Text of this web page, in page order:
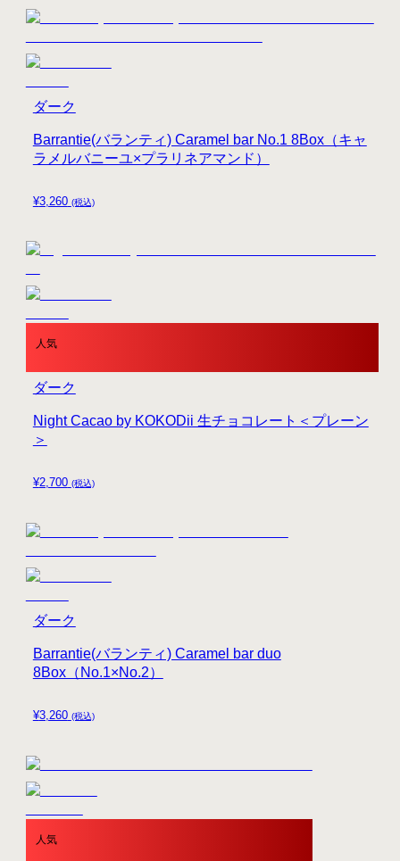
¥3,260 (税込)
Barrantie(バランティ) Caramel bar No.1 8Box（キャ
ラメルバニーユ×プラリネアマンド）
ダーク
人気
¥2,700 (税込)
Night Cacao by KOKODii 生チョコレート＜プレーン
＞
ダーク
¥3,260 (税込)
Barrantie(バランティ) Caramel bar duo
8Box（No.1×No.2）
ダーク
人気